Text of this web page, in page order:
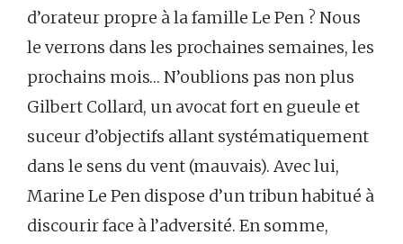
d’orateur propre à la famille Le Pen ? Nous
le verrons dans les prochaines semaines, les
prochains mois… N’oublions pas non plus
Gilbert Collard, un avocat fort en gueule et
suceur d’objectifs allant systématiquement
dans le sens du vent (mauvais). Avec lui,
Marine Le Pen dispose d’un tribun habitué à
discourir face à l’adversité. En somme,